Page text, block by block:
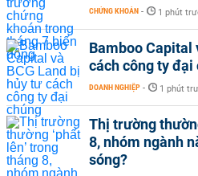
CHỨNG KHOÁN - 1 phút
Bamboo Capital
cách công ty đại
DOANH NGHIỆP - 1 phút
Thị trường
8, nhóm ngành
sóng?